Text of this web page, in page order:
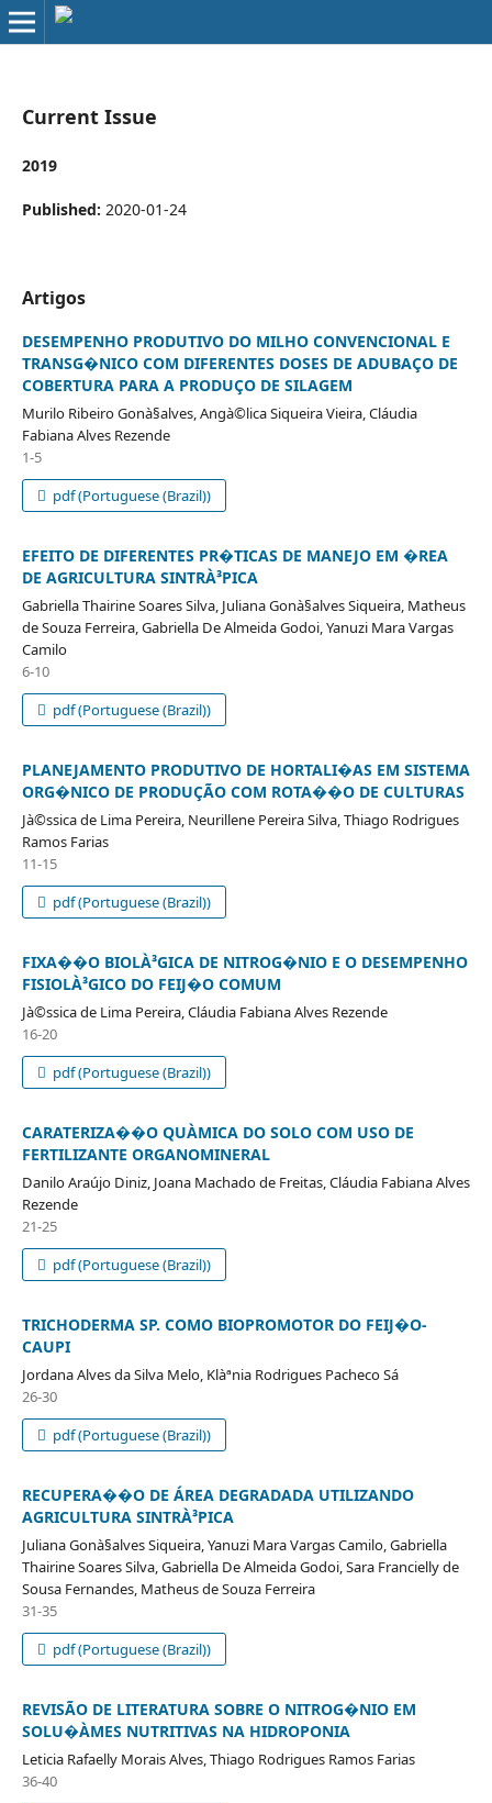
Current Issue
2019
Published: 2020-01-24
Artigos
DESEMPENHO PRODUTIVO DO MILHO CONVENCIONAL E
TRANSG�NICO COM DIFERENTES DOSES DE ADUBAÇO DE
COBERTURA PARA A PRODUÇO DE SILAGEM
Murilo Ribeiro Gonà§alves, Angà©lica Siqueira Vieira, Cláudia
Fabiana Alves Rezende
1-5
pdf (Portuguese (Brazil))
EFEITO DE DIFERENTES PR�TICAS DE MANEJO EM �REA
DE AGRICULTURA SINTRÀ³PICA
Gabriella Thairine Soares Silva, Juliana Gonà§alves Siqueira, Matheus
de Souza Ferreira, Gabriella De Almeida Godoi, Yanuzi Mara Vargas
Camilo
6-10
pdf (Portuguese (Brazil))
PLANEJAMENTO PRODUTIVO DE HORTALI�AS EM SISTEMA
ORG�NICO DE PRODUÇÃO COM ROTA��O DE CULTURAS
Jà©ssica de Lima Pereira, Neurillene Pereira Silva, Thiago Rodrigues
Ramos Farias
11-15
pdf (Portuguese (Brazil))
FIXA��O BIOLÀ³GICA DE NITROG�NIO E O DESEMPENHO
FISIOLÀ³GICO DO FEIJ�O COMUM
Jà©ssica de Lima Pereira, Cláudia Fabiana Alves Rezende
16-20
pdf (Portuguese (Brazil))
CARATERIZA��O QUÀ­MICA DO SOLO COM USO DE
FERTILIZANTE ORGANOMINERAL
Danilo Araújo Diniz, Joana Machado de Freitas, Cláudia Fabiana Alves
Rezende
21-25
pdf (Portuguese (Brazil))
TRICHODERMA SP. COMO BIOPROMOTOR DO FEIJ�O-
CAUPI
Jordana Alves da Silva Melo, Klàªnia Rodrigues Pacheco Sá
26-30
pdf (Portuguese (Brazil))
RECUPERA��O DE ÁREA DEGRADADA UTILIZANDO
AGRICULTURA SINTRÀ³PICA
Juliana Gonà§alves Siqueira, Yanuzi Mara Vargas Camilo, Gabriella
Thairine Soares Silva, Gabriella De Almeida Godoi, Sara Francielly de
Sousa Fernandes, Matheus de Souza Ferreira
31-35
pdf (Portuguese (Brazil))
REVISÃO DE LITERATURA SOBRE O NITROG�NIO EM
SOLU�ÀΜES NUTRITIVAS NA HIDROPONIA
Leticia Rafaelly Morais Alves, Thiago Rodrigues Ramos Farias
36-40